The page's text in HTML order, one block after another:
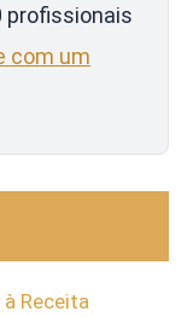
profissionais
com um
Receita